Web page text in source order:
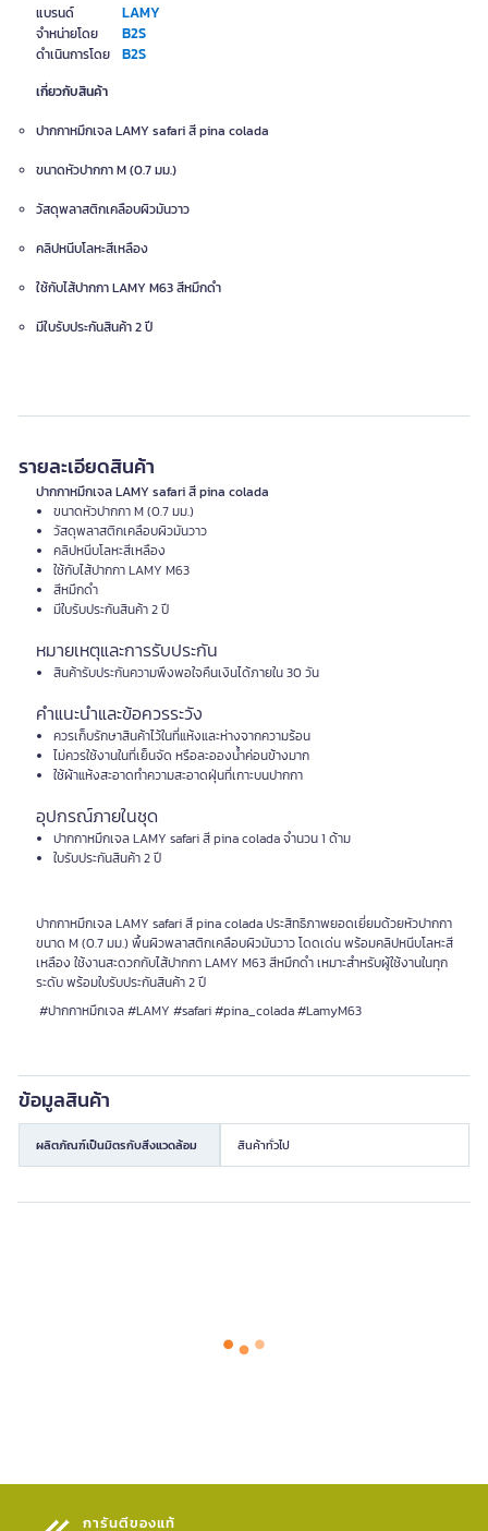
แบรนด์ LAMY
จำหน่ายโดย B2S
ดำเนินการโดย B2S
เกี่ยวกับสินค้า
ปากกาหมึกเจล LAMY safari สี pina colada
ขนาดหัวปากกา M (0.7 มม.)
วัสดุพลาสติกเคลือบผิวมันวาว
คลิปหนีบโลหะสีเหลือง
ใช้กับไส้ปากกา LAMY M63 สีหมึกดำ
มีใบรับประกันสินค้า 2 ปี
รายละเอียดสินค้า
ปากกาหมึกเจล LAMY safari สี pina colada
ขนาดหัวปากกา M (0.7 มม.)
วัสดุพลาสติกเคลือบผิวมันวาว
คลิปหนีบโลหะสีเหลือง
ใช้กับไส้ปากกา LAMY M63
สีหมึกดำ
มีใบรับประกันสินค้า 2 ปี
หมายเหตุและการรับประกัน
สินค้ารับประกันความพึงพอใจคืนเงินได้ภายใน 30 วัน
คำแนะนำและข้อควรระวัง
ควรเก็บรักษาสินค้าไว้ในที่แห้งและห่างจากความร้อน
ไม่ควรใช้งานในที่เย็นจัด หรือละอองน้ำค่อนข้างมาก
ใช้ผ้าแห้งสะอาดทำความสะอาดฝุ่นที่เกาะบนปากกา
อุปกรณ์ภายในชุด
ปากกาหมึกเจล LAMY safari สี pina colada จำนวน 1 ด้าม
ใบรับประกันสินค้า 2 ปี
ปากกาหมึกเจล LAMY safari สี pina colada ประสิทธิภาพยอดเยี่ยมด้วยหัวปากกา
ขนาด M (0.7 มม.) พื้นผิวพลาสติกเคลือบผิวมันวาว โดดเด่น พร้อมคลิปหนีบโลหะสี
เหลือง ใช้งานสะดวกกับไส้ปากกา LAMY M63 สีหมึกดำ เหมาะสำหรับผู้ใช้งานในทุก
ระดับ พร้อมใบรับประกันสินค้า 2 ปี
#ปากกาหมึกเจล #LAMY #safari #pina_colada #LamyM63
ข้อมูลสินค้า
ผลิตภัณฑ์เป็นมิตรกับสิ่งแวดล้อม สินค้าทั่วไป
การันตีของแท้